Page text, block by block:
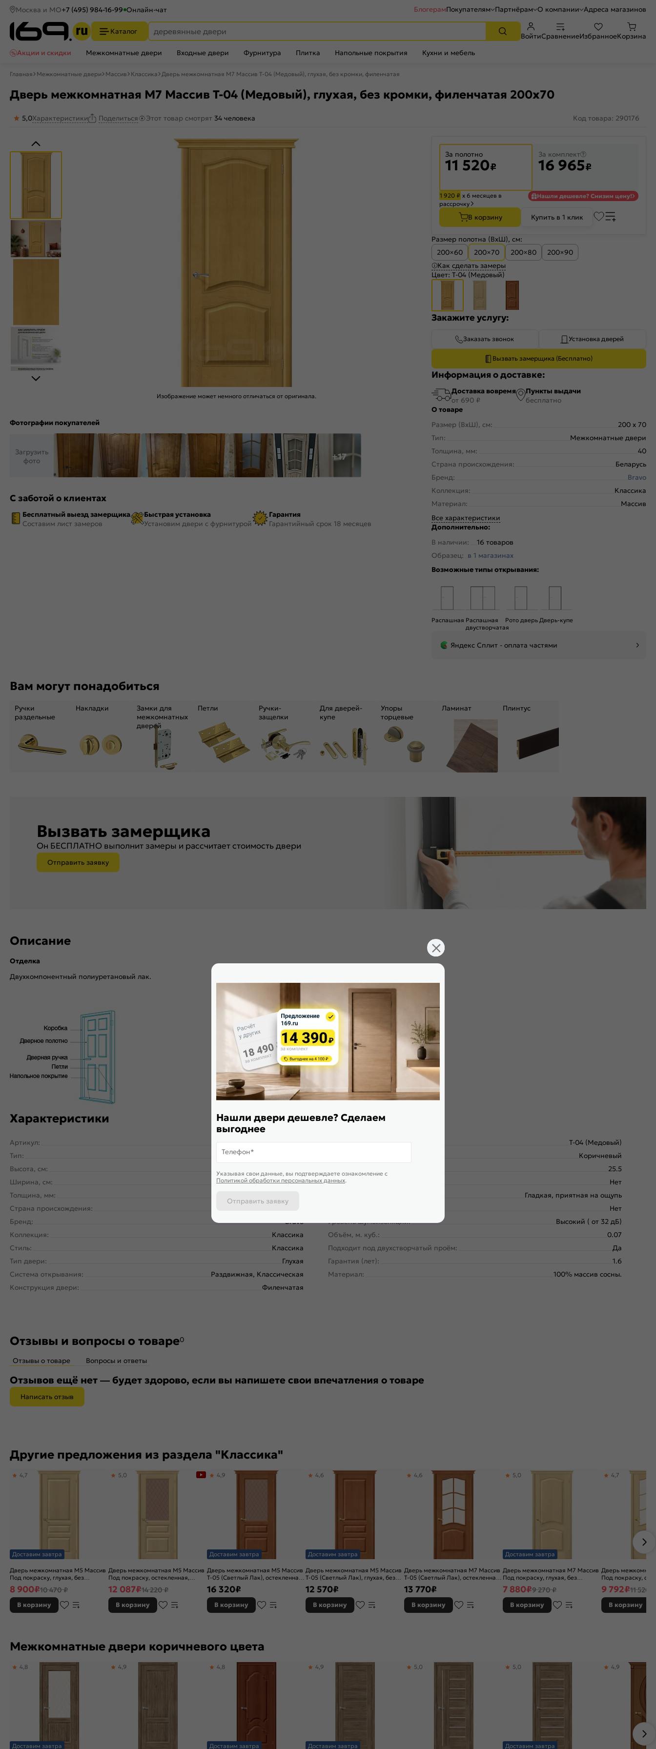
Москва и МО+7 (495) 984-16-99 Онлайн-чат БлогерамПокупателям Партнёрам О компании Адреса магазинов
Каталог
ВойтиСравнениеИзбранноеКорзина
Акции и скидки
Межкомнатные двери Входные двери Фурнитура Плитка Напольные покрытия Кухни и мебель
Главная Межкомнатные двери Массив Классика Дверь межкомнатная М7 Массив Т-04 (Медовый), глухая, без кромки, филенчатая
Дверь межкомнатная М7 Массив Т-04 (Медовый), глухая, без кромки, филенчатая 200x70
5,0Характеристики Поделиться Этот товар смотрят 34 человека Код товара: 290176
Изображение может немного отличаться от оригинала.
Фотографии покупателей
Загрузить
фото
+17
С заботой о клиентах
Бесплатный выезд замерщика
Составим лист замеров
Быстрая установка
Установим двери с фурнитурой
Гарантия
Гарантийный срок 18 месяцев
За полотно
11 520₽
За комплект
16 965₽
1 920 ₽ х 6 месяцев в
рассрочку
Нашли дешевле? Снизим цену!
В корзину Купить в 1 клик
Размер полотна (ВхШ), см:
200×60
200×70 200×80
200×90
Как сделать замеры
Цвет: Т-04 (Медовый)
Закажите услугу:
Заказать звонок Установка дверей
Вызвать замерщика (Бесплатно)
Информация о доставке:
Доставка вовремя
от 690 ₽
Пункты выдачи
бесплатно
О товаре
Размер (ВхШ), см:
200 x 70
Тип:
Межкомнатные двери
Толщина, мм:
40
Страна происхождения:
Беларусь
Бренд:
Bravo
Коллекция:
Классика
Материал:
Массив
Все характеристики
Дополнительно:
В наличии:
16 товаров
Образец: в 1 магазинах
Возможные типы открывания:
Распашная Распашная
двустворчатая
Рото дверь Дверь-купе
Яндекс Сплит - оплата частями
Вам могут понадобиться
Ручки
раздельные
Накладки
Замки для
межкомнатных
дверей
Петли
Ручки-
защелки
Для дверей-
купе
Упоры
торцевые
Ламинат Плинтус
Вызвать замерщика
Он БЕСПЛАТНО выполнит замеры и рассчитает стоимость двери
Отправить заявку
Описание
Отделка
Двухкомпонентный полиуретановый лак.
Характеристики
Артикул:
165-0251
Тип:
Межкомнатные двери
Высота, см:
Ширина, см:
70
Толщина, мм:
Страна происхождения:
Бренд:
Bravo
Коллекция:
Классика
Стиль:
Классика
Тип двери:
Глухая
Система открывания:
Раздвижная, Классическая
Конструкция двери:
Филенчатая
Цвет:
Т-04 (Медовый)
Коричневый
25.5
Кромка:
Нет
Гладкая, приятная на ощупь
Нет
Уровень шумоизоляции:
Высокий ( от 32 дБ)
Объём, м. куб.:
0.07
Подходит под двухстворчатый проём:
Да
Гарантия (лет):
1.6
Материал:
100% массив сосны.
Отзывы и вопросы о товаре0
Отзывы о товаре Вопросы и ответы
Отзывов ещё нет — будет здорово, если вы напишете свои впечатления о товаре
Написать отзыв
Другие предложения из раздела "Классика"
Доставим завтра
Дверь межкомнатная М5 Массив
Под покраску, глухая, без
кромки, филенчатая
4,7
8 900₽10 470 ₽
В корзину
Дверь межкомнатная М5 Массив
Под покраску, остекленная,
сатинат бронза художественный,
без кромки, филенчатая
5,0
12 087₽14 220 ₽
В корзину
Доставим завтра
Дверь межкомнатная М5 Массив
Т-05 (Светлый Лак), остекленная,
сатинат бронза художественный,
без кромки, филенчатая
4,9
16 320₽
В корзину
Доставим завтра
Дверь межкомнатная М5 Массив
Т-05 (Светлый Лак), глухая, без
кромки, филенчатая
4,6
12 570₽
В корзину
Дверь межкомнатная М7 Массив
Т-05 (Светлый Лак), остекленная,
сатинат белый, без кромки,
филенчатая
4,6
13 770₽
В корзину
Доставим завтра
Дверь межкомнатная М7 Массив
Под покраску, глухая, без
кромки, филенчатая
5,0
7 880₽9 270 ₽
В корзину
Дверь
Под покраску,
сатинат белый,
филенчатая
4,7
9 792₽11 520 ₽
В корзину
Межкомнатные двери коричневого цвета
Доставим завтра
4,8 4,9
Доставим завтра
4,8
Доставим завтра
4,9 5,0
Доставим завтра
5,0 4,9
Нашли двери дешевле? Сделаем
выгоднее
Телефон*
Указывая свои данные, вы подтверждаете ознакомление c
Политикой обработки персональных данных.
Отправить заявку